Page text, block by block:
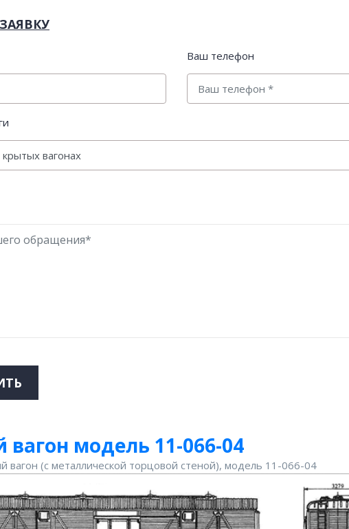
Ваш телефон
модель 11-066-04
вагон (с металлической торцовой стеной), модель 11-066-04